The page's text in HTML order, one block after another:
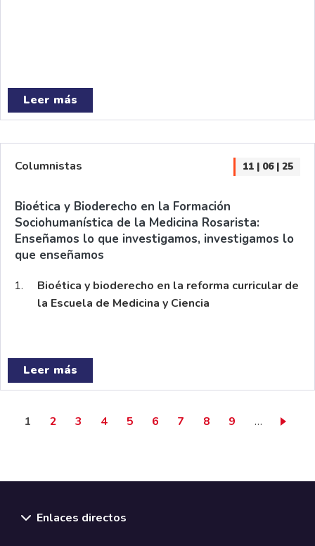
Leer más
Columnistas 11 | 06 | 25
Bioética y Bioderecho en la Formación
Sociohumanística de la Medicina Rosarista:
Enseñamos lo que investigamos, investigamos lo
que enseñamos
Bioética y bioderecho en la reforma curricular de
la Escuela de Medicina y Ciencia
Leer más
Página actual
1 Page
2 Page
3 Page
4 Page
5 Page
6 Page
7 Page
8 Page
9 …
Enlaces directos